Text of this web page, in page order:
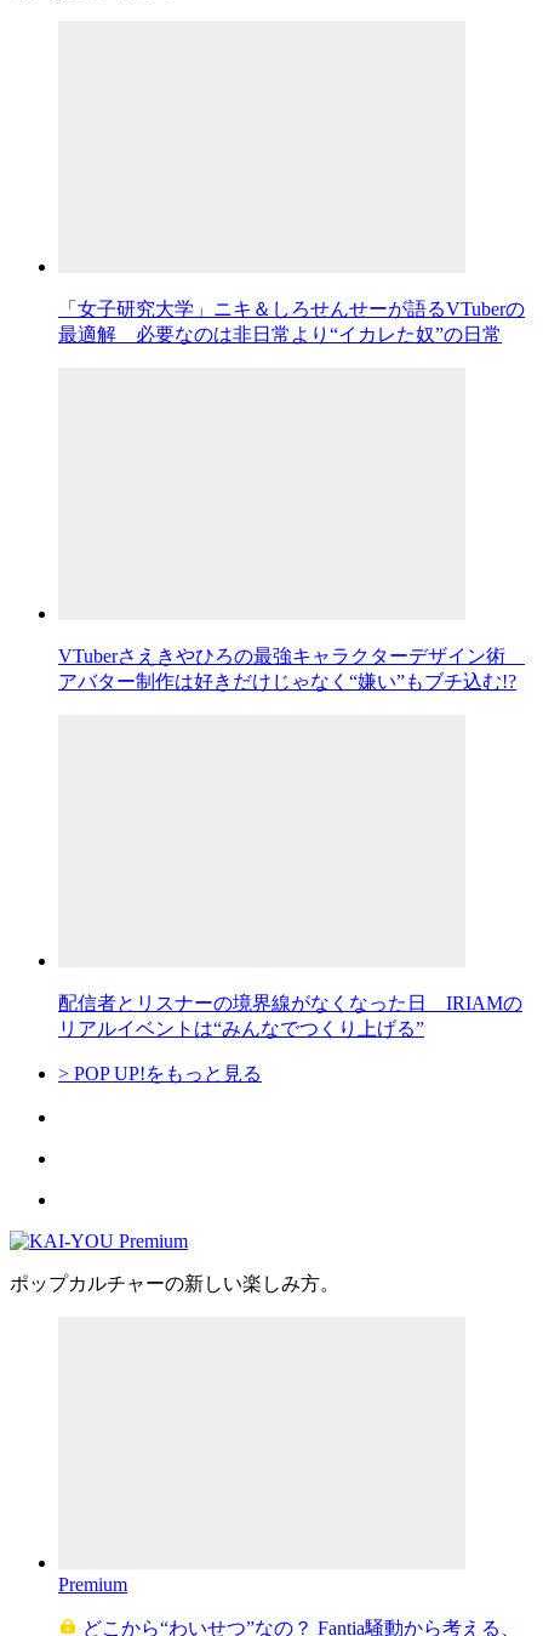
「女子研究大学」ニキ＆しろせんせーが語るVTuberの
最適解 必要なのは非日常より“イカレた奴”の日常
VTuberさえきやひろの最強キャラクターデザイン術
アバター制作は好きだけじゃなく“嫌い”もブチ込む!?
配信者とリスナーの境界線がなくなった日 IRIAMの
リアルイベントは“みんなでつくり上げる”
> POP UP!をもっと見る
ポップカルチャーの新しい楽しみ方。
Premium
どこから“わいせつ”なの？ Fantia騒動から考える、